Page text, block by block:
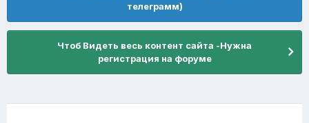
телеграмм)
Чтоб Видеть весь контент сайта -Нужна
регистрация на форуме